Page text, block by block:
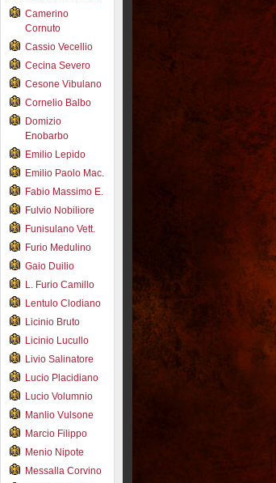
Camerino
Cornuto
Cassio Vecellio
Cecina Severo
Cesone Vibulano
Cornelio Balbo
Domizio
Enobarbo
Emilio Lepido
Emilio Paolo Mac.
Fabio Massimo E.
Fulvio Nobiliore
Funisulano Vett.
Furio Medulino
Gaio Duilio
L. Furio Camillo
Lentulo Clodiano
Licinio Bruto
Licinio Lucullo
Livio Salinatore
Lucio Placidiano
Lucio Volumnio
Manlio Vulsone
Marcio Filippo
Menio Nipote
Messalla Corvino